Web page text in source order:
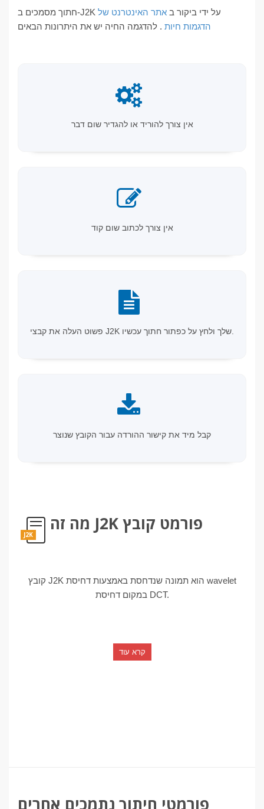
חתוך מסמכים ב-J2K על ידי ביקור ב אתר האינטרנט של
הדגמות חיות . להדגמה החיה יש את היתרונות הבאים
אין צורך להוריד או להגדיר שום דבר
אין צורך לכתוב שום קוד
קבל מיד את קישור ההורדה עבור הקובץ שנוצר
J2K
מה זה J2K פורמט קובץ
קובץ J2K הוא תמונה שנדחסת באמצעות דחיסת wavelet
במקום דחיסת DCT.
קרא עוד
פורמטי חיתוך נתמכים אחרים